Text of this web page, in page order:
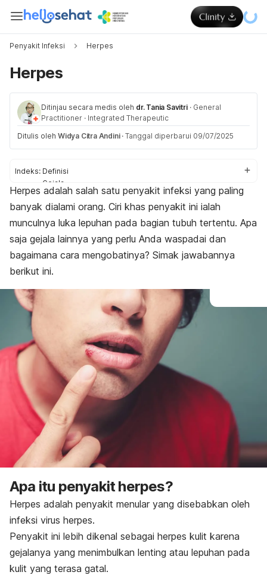
Penyakit Infeksi Herpes
Herpes
Ditinjau secara medis oleh dr. Tania Savitri · General
Practitioner · Integrated Therapeutic
Ditulis oleh Widya Citra Andini · Tanggal diperbarui 09/07/2025
Indeks: Definisi
Gejala
Penyebab
Faktor risiko
Diagnosis
Pengobatan
Pencegahan
Herpes adalah salah satu penyakit infeksi yang paling
banyak dialami orang. Ciri khas penyakit ini ialah
munculnya luka lepuhan pada bagian tubuh tertentu. Apa
saja gejala lainnya yang perlu Anda waspadai dan
bagaimana cara mengobatinya? Simak jawabannya
berikut ini.
Apa itu penyakit herpes?
Herpes adalah penyakit menular yang disebabkan oleh
infeksi virus herpes.
Penyakit ini lebih dikenal sebagai herpes kulit karena
gejalanya yang menimbulkan lenting atau lepuhan pada
kulit yang terasa gatal.